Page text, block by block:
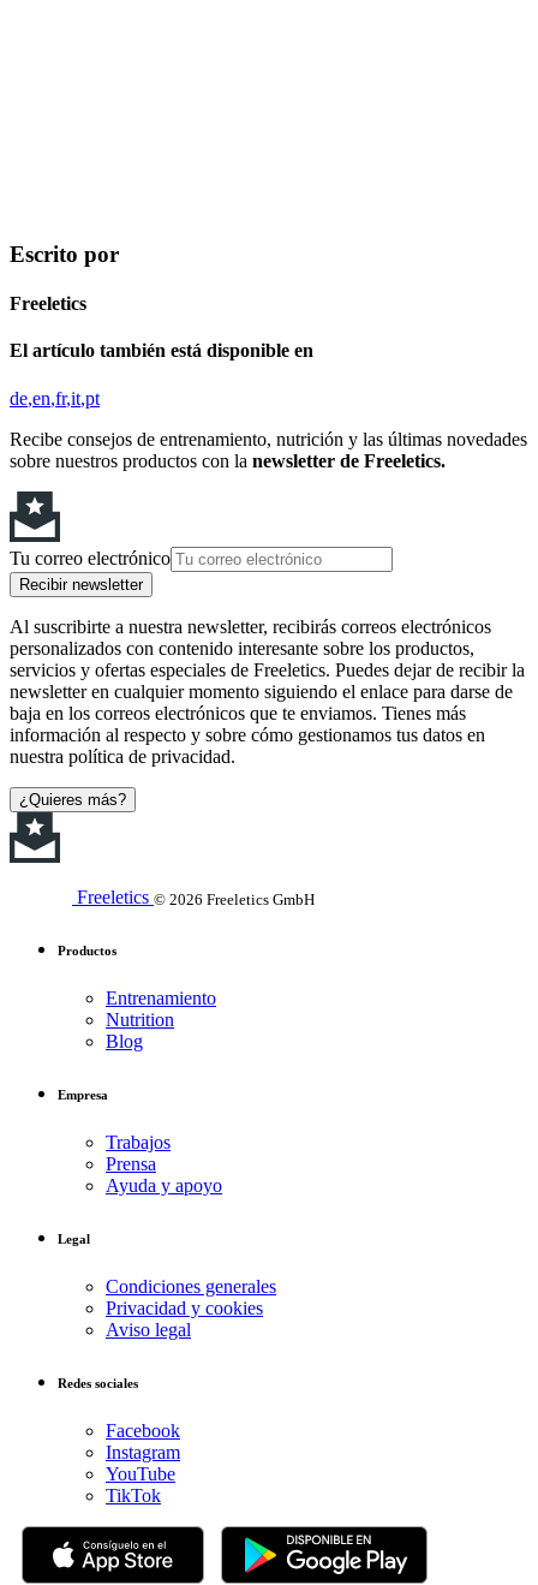
Escrito por
Freeletics
El artículo también está disponible en
de en fr it pt
Recibe consejos de entrenamiento, nutrición y las últimas novedades
sobre nuestros productos con la newsletter de Freeletics.
Tu correo electrónico
Recibir newsletter
Al suscribirte a nuestra newsletter, recibirás correos electrónicos
personalizados con contenido interesante sobre los productos,
servicios y ofertas especiales de Freeletics. Puedes dejar de recibir la
newsletter en cualquier momento siguiendo el enlace para darse de
baja en los correos electrónicos que te enviamos. Tienes más
información al respecto y sobre cómo gestionamos tus datos en
nuestra política de privacidad.
¿Quieres más?
Freeletics © 2026 Freeletics GmbH
Productos
Entrenamiento
Nutrition
Blog
Empresa
Trabajos
Prensa
Ayuda y apoyo
Legal
Condiciones generales
Privacidad y cookies
Aviso legal
Redes sociales
Facebook
Instagram
YouTube
TikTok